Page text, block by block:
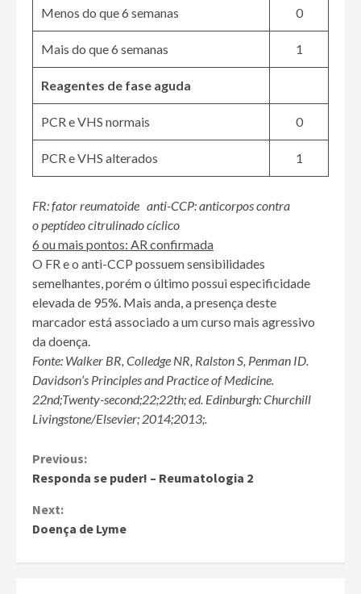
Menos do que 6 semanas 0
Mais do que 6 semanas 1
Reagentes de fase aguda
PCR e VHS normais 0
PCR e VHS alterados 1
FR: fator reumatoide anti-CCP: anticorpos contra
o peptídeo citrulinado cíclico
6 ou mais pontos: AR confirmada
O FR e o anti-CCP possuem sensibilidades
semelhantes, porém o último possui especificidade
elevada de 95%. Mais anda, a presença deste
marcador está associado a um curso mais agressivo
da doença.
Fonte: Walker BR, Colledge NR, Ralston S, Penman ID.
Davidson’s Principles and Practice of Medicine.
22nd;Twenty-second;22;22th; ed. Edinburgh: Churchill
Livingstone/Elsevier; 2014;2013;.
Continue
Reading
Previous:
Responda se puder! – Reumatologia 2
Next:
Doença de Lyme